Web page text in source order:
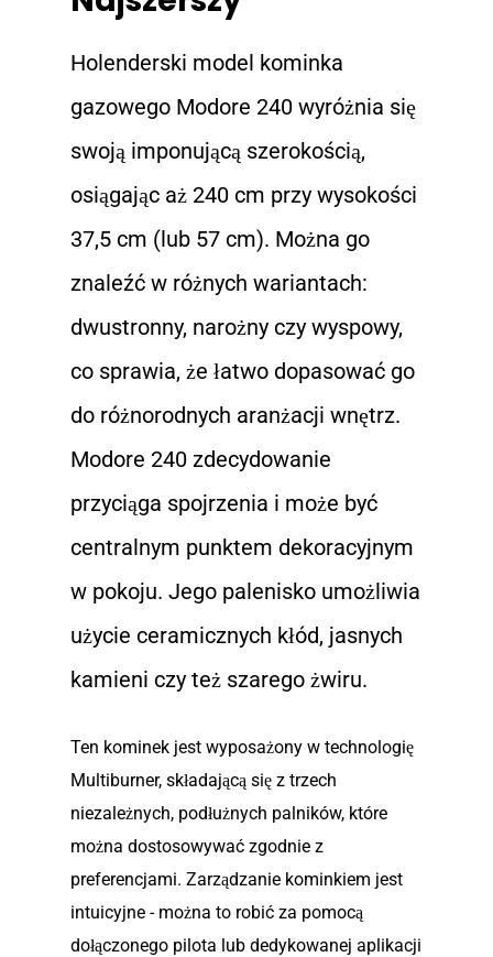
Holenderski model kominka
gazowego Modore 240 wyróżnia się
swoją imponującą szerokością,
osiągając aż 240 cm przy wysokości
37,5 cm (lub 57 cm). Można go
znaleźć w różnych wariantach:
dwustronny, narożny czy wyspowy,
co sprawia, że łatwo dopasować go
do różnorodnych aranżacji wnętrz.
Modore 240 zdecydowanie
przyciąga spojrzenia i może być
centralnym punktem dekoracyjnym
w pokoju. Jego palenisko umożliwia
użycie ceramicznych kłód, jasnych
kamieni czy też szarego żwiru.
Ten kominek jest wyposażony w technologię
Multiburner, składającą się z trzech
niezależnych, podłużnych palników, które
można dostosowywać zgodnie z
preferencjami. Zarządzanie kominkiem jest
intuicyjne - można to robić za pomocą
dołączonego pilota lub dedykowanej aplikacji